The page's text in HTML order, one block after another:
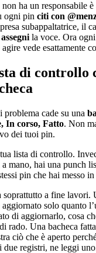
ha un responsabile
ogni pin citi con
subappaltatrice, il
assegni la voce. Ora
vede esattamente
di controllo
problema cade su una
In corso, Fatto. Non
dei tuoi pin.
lista di controllo.
mano, hai una punch
pin che hai messo in
soprattutto a fine lavori.
aggiornato solo quanto
di aggiornarlo, cosa
rado. Una bacheca
ciò che è aperto
registri, ne leggi